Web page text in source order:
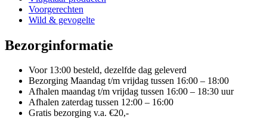
Voorgerechten
Wild & gevogelte
Bezorginformatie
Voor 13:00 besteld, dezelfde dag geleverd
Bezorging Maandag t/m vrijdag tussen 16:00 – 18:00
Afhalen maandag t/m vrijdag tussen 16:00 – 18:30 uur
Afhalen zaterdag tussen 12:00 – 16:00
Gratis bezorging v.a. €20,-